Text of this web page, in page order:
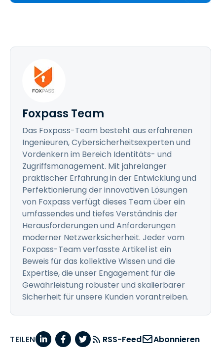
Foxpass Team
Das Foxpass-Team besteht aus erfahrenen
Ingenieuren, Cybersicherheitsexperten und
Vordenkern im Bereich Identitäts- und
Zugriffsmanagement. Mit jahrelanger
praktischer Erfahrung in der Entwicklung und
Perfektionierung der innovativen Lösungen
von Foxpass verfügt dieses Team über ein
umfassendes und tiefes Verständnis der
Herausforderungen und Anforderungen
moderner Netzwerksicherheit. Jeder vom
Foxpass-Team verfasste Artikel ist ein
Beweis für das kollektive Wissen und die
Expertise, die unser Engagement für die
Gewährleistung robuster und skalierbarer
Sicherheit für unsere Kunden vorantreiben.
TEILEN RSS-Feed Abonnieren